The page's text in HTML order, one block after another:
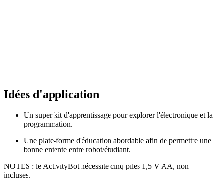
Idées d'application
Un super kit d'apprentissage pour explorer l'électronique et la
programmation.
Une plate-forme d'éducation abordable afin de permettre une
bonne entente entre robot/étudiant.
NOTES : le ActivityBot nécessite cinq piles 1,5 V AA, non
incluses.